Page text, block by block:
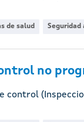
de salud Seguridad
no
control